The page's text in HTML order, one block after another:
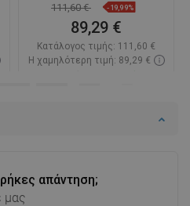
απάντηση;
μας
111,60 € -19,99%
89,29 €
Κατάλογος τιμής: 111,60 €
Η χαμηλότερη τιμή: 89,29 €